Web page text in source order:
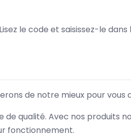
le code et saisissez-le
de notre mieux pour vous
qualité. Avec nos produits
fonctionnement.